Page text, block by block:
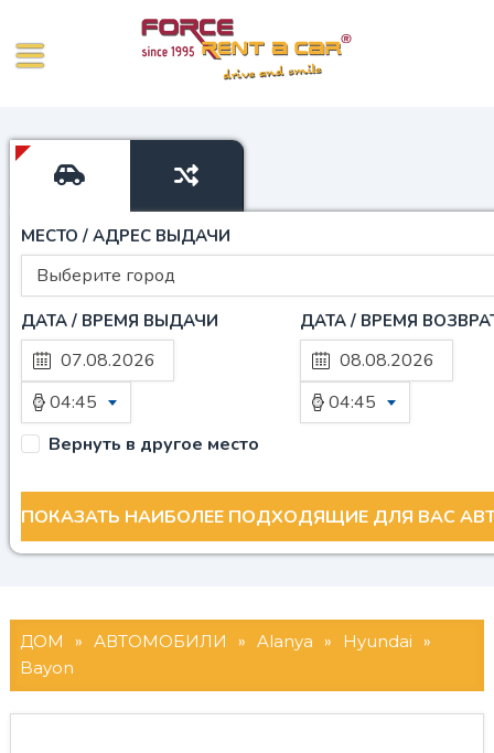
МЕСТО / АДРЕС ВЫДАЧИ
Выберите город
ДАТА / ВРЕМЯ ВЫДАЧИ
04:45
ДАТА / ВРЕМЯ
04:45
Вернуть в другое место
ДОМ » АВТОМОБИЛИ » Alanya » Hyundai »
Bayon